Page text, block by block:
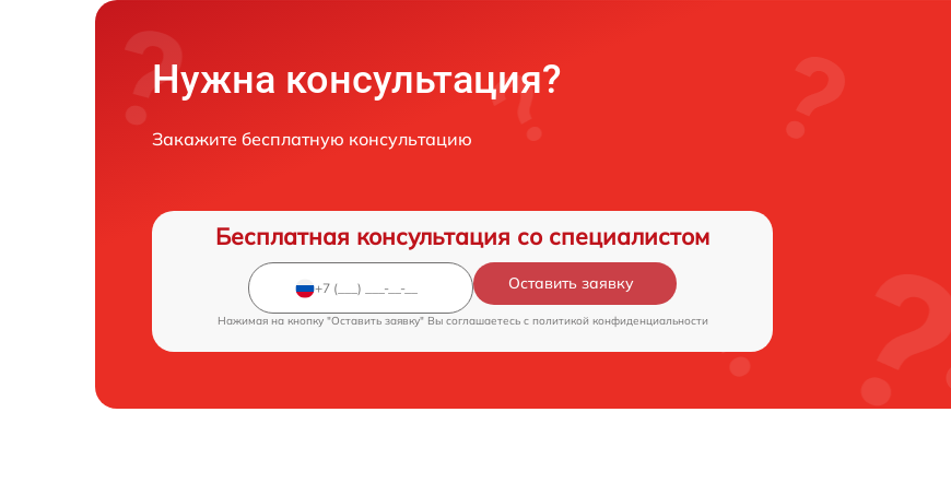
Нужна консультация?
Закажите бесплатную консультацию
Бесплатная консультация со специалистом
Оставить заявку
Нажимая на кнопку "Оставить заявку" Вы соглашаетесь c политикой конфиденциальности